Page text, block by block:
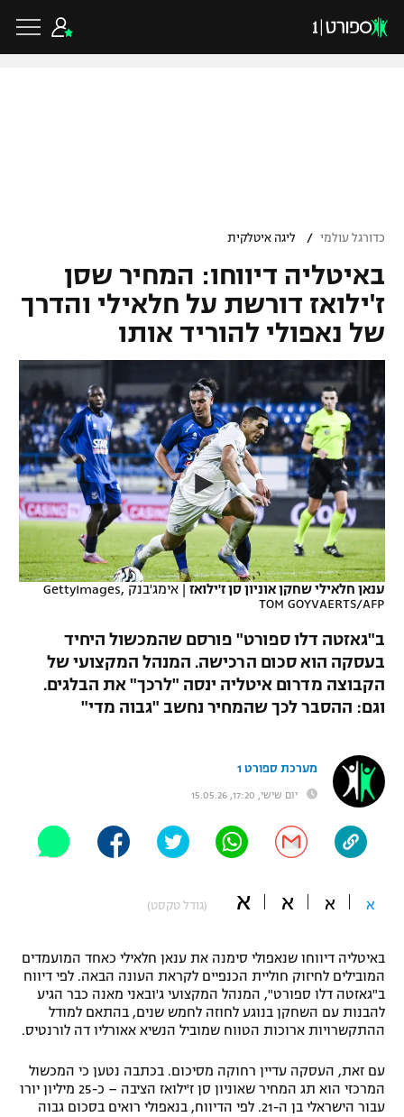
VOD
רץ ברשת
תוצאות
לוח שידורים
ברחבה
"מעל הליגה" – פודקאסט
"מחצית בשכונה" – פודקאסט
משתתפים וזוכים בפרסים
תקנון עבור פעילות אלקטרה
תקנון עבור פעילות ספורט 1 – "מרלן"
טניס
גיימינג E-Sports
תנאי שימוש
גביע הטוטו
ליגיונרים
גביע המדינה
נבחרת ישראל
מכבי חיפה
בית"ר ירושלים
מכבי תל אביב
הפועל תל אביב
הפועל חיפה
הפועל באר שבע
בני יהודה
ליגת האלופות
ליגה אירופית
ליגה אנגלית
ליגה גרמנית
ליגה ספרדית
ליגה איטלקית
ליגה צרפתית
ליגה הולנדית
ליגה סינית
ליגה ברזילאית
כדורסל ישראלי
ליגת ווינר סל
ליגה לאומית
כדורסל נשים
מכבי תל אביב
הפועל חולון
הפועל ירושלים
דני אבדיה
כדורסל עולמי
NBA
יורוליג
יורוקאפ
ענפים נוספים
טניס
כדוריד
כדורעף
שחייה
אגרוף
ספורט אולימפי
UFC
היאבקות WWE
אופניים
פוטבול אמריקאי NFL
בייסבול MLB
אומנויות לחימה
כדורגל עולמי / ליגה איטלקית
באיטליה דיווחו: המחיר שסן
ז'ילואז דורשת על חלאילי והדרך
של נאפולי להוריד אותו
ענאן חלאילי שחקן אוניון סן ז'ילואז |
אימג'בנק GettyImages,
TOM GOYVAERTS/AFP
ב"גאזטה דלו ספורט" פורסם שהמכשול היחיד
בעסקה הוא סכום הרכישה. המנהל המקצועי של
הקבוצה מדרום איטליה ינסה "לרכך" את הבלגים.
וגם: ההסבר לכך שהמחיר נחשב "גבוה מדי"
מערכת ספורט 1
יום שישי, 17:20, 15.05.26
א א א א (גודל טקסט)
באיטליה דיווחו שנאפולי סימנה את ענאן חלאילי כאחד המועמדים
המובילים לחיזוק חוליית הכנפיים לקראת העונה הבאה. לפי דיווח
ב"גאזטה דלו ספורט", המנהל המקצועי ג'ובאני מאנה כבר הגיע
להבנות עם השחקן בנוגע לחוזה לחמש שנים, בהתאם למודל
ההתקשרויות ארוכות הטווח שמוביל הנשיא אאורליו דה לורנטיס.
עם זאת, העסקה עדיין רחוקה מסיכום. בכתבה נטען כי המכשול
המרכזי הוא תג המחיר שאוניון סן ז'ילואז הציבה – כ-25 מיליון יורו
עבור הישראלי בן ה-21. לפי הדיווח, בנאפולי רואים בסכום גבוה